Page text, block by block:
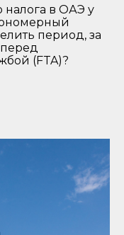
налога в ОАЭ у
период, за
(FTA)?